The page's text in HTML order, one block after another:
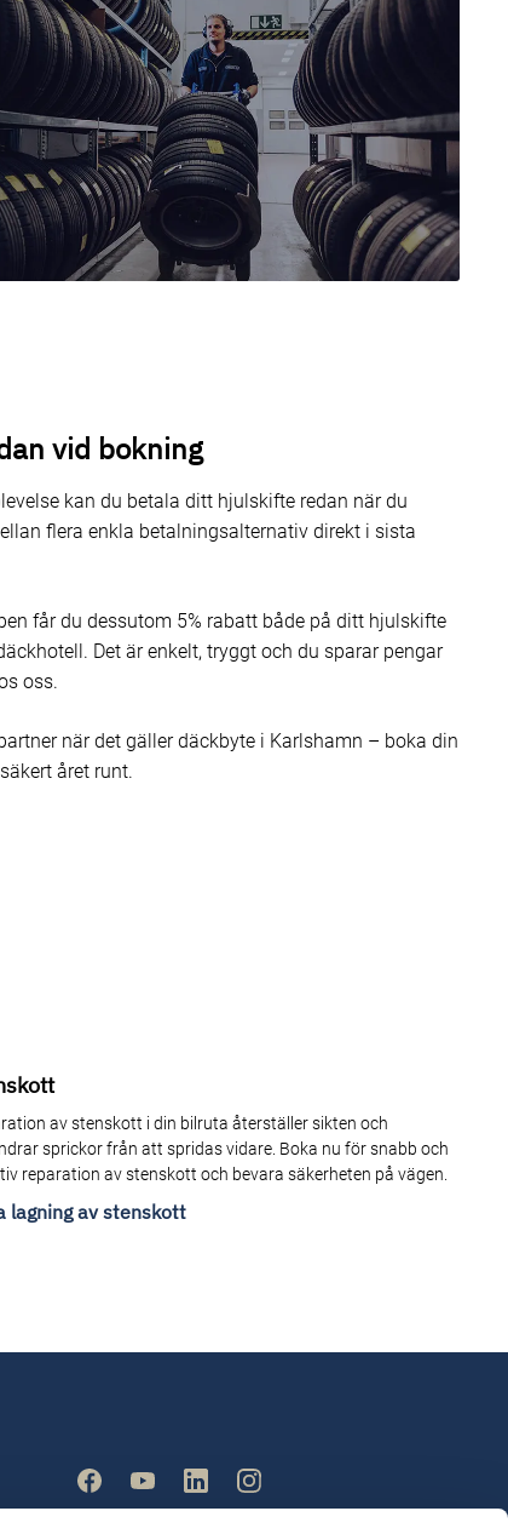
vid bokning
kan du betala ditt hjulskifte redan när du
flera enkla betalningsalternativ direkt i sista
får du dessutom 5% rabatt både på ditt hjulskifte
Det är enkelt, tryggt och du sparar pengar
oss.
när det gäller däckbyte i Karlshamn – boka din
året runt.
av stenskott i din bilruta återställer sikten och
sprickor från att spridas vidare. Boka nu för snabb och
reparation av stenskott och bevara säkerheten på vägen.
lagning av stenskott